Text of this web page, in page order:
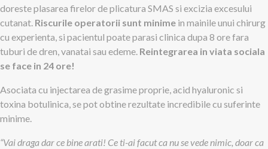
doreste plasarea firelor de plicatura SMAS si excizia excesului
cutanat. Riscurile operatorii sunt minime in mainile unui chirurg
cu experienta, si pacientul poate parasi clinica dupa 8 ore fara
tuburi de dren, vanatai sau edeme. Reintegrarea in viata sociala
se face in 24 ore!
Asociata cu injectarea de grasime proprie, acid hyaluronic si
toxina botulinica, se pot obtine rezultate incredibile cu suferinte
minime.
“Vai draga dar ce bine arati! Ce ti-ai facut ca nu se vede nimic, doar ca